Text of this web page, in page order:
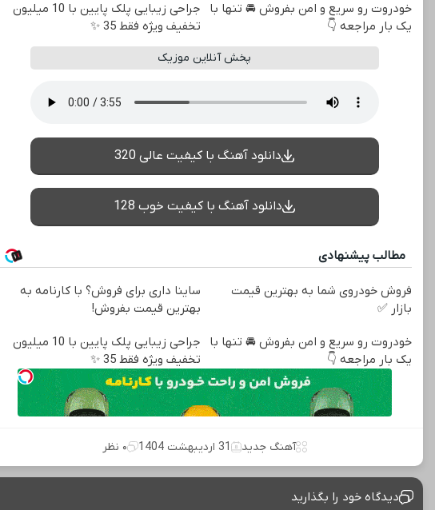
خودروت رو سریع و امن بفروش 🚘 تنها با
یک بار مراجعه 👇
جراحی زیبایی پلک پایین با 10 میلیون
تخفیف ویژه فقط 35 ✨
پخش آنلاین موزیک
دانلود آهنگ با کیفیت عالی 320
دانلود آهنگ با کیفیت خوب 128
مطالب پیشنهادی
فروش خودروی شما به بهترین قیمت
بازار ✅
ساینا داری برای فروش؟ با کارنامه به
بهترین قیمت بفروش!
خودروت رو سریع و امن بفروش 🚘 تنها با
یک بار مراجعه 👇
جراحی زیبایی پلک پایین با 10 میلیون
تخفیف ویژه فقط 35 ✨
آهنگ جدید 31 اردیبهشت 1404 ۰ نظر
دیدگاه خود را بگذارید